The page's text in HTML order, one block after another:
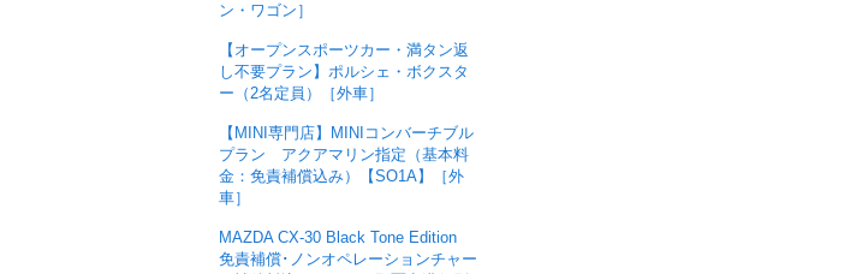
ン・ワゴン］
【オープンスポーツカー・満タン返
し不要プラン】ポルシェ・ボクスタ
ー（2名定員）［外車］
【MINI専門店】MINIコンバーチブル
プラン アクアマリン指定（基本料
金：免責補償込み）【SO1A】［外
車］
MAZDA CX-30 Black Tone Edition
免責補償･ノンオペレーションチャー